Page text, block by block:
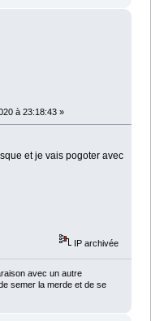
à 23:18:43 »
et je vais pogoter avec
IP archivée
avec un autre
semer la merde et de se